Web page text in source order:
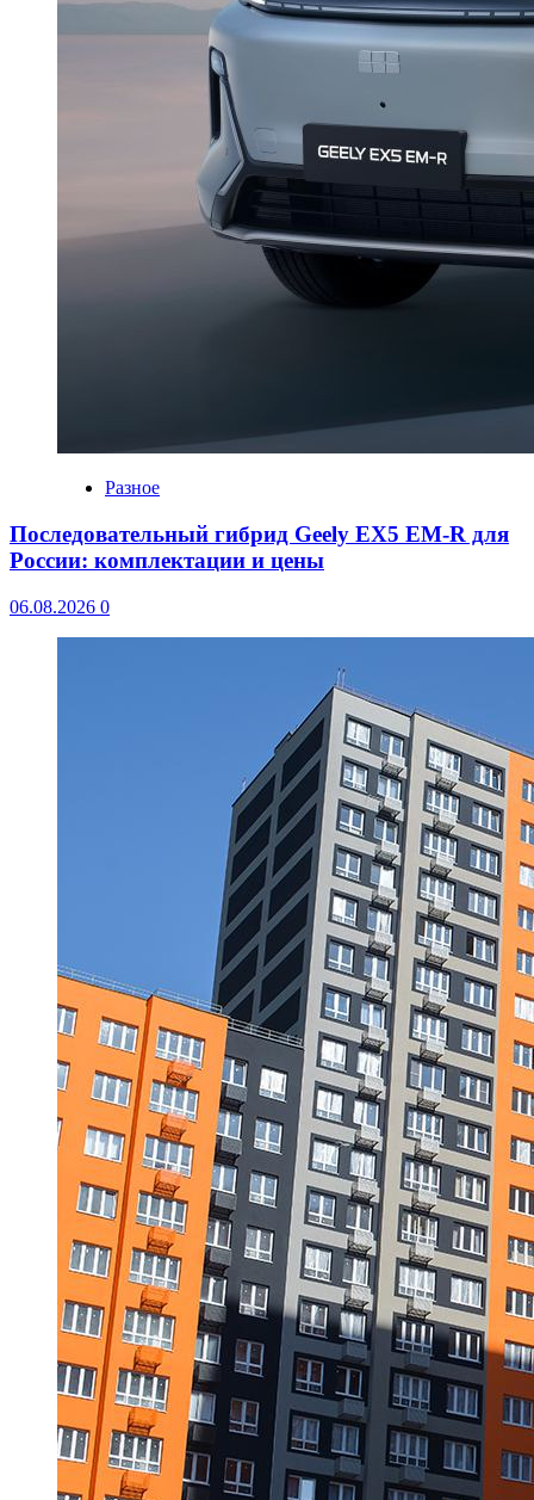
Разное
Последовательный гибрид Geely EX5 EM-R для
России: комплектации и цены
06.08.2026 0